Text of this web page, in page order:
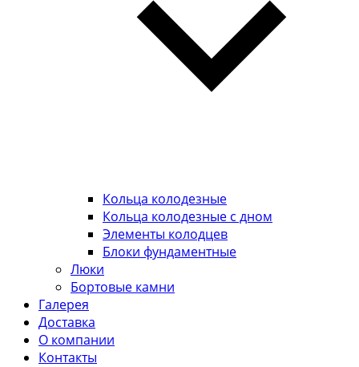
Кольца колодезные
Кольца колодезные с дном
Элементы колодцев
Блоки фундаментные
Люки
Бортовые камни
Галерея
Доставка
О компании
Контакты